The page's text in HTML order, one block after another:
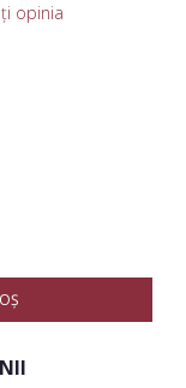
opinia